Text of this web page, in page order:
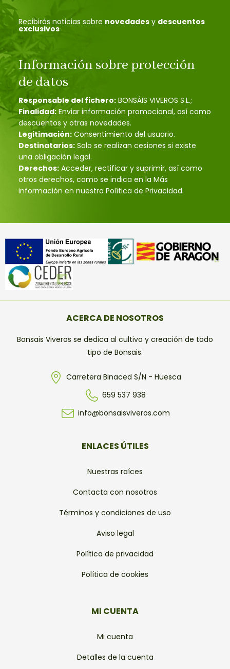
Recibirás noticias sobre novedades y descuentos
exclusivos
Información sobre protección
de datos
Responsable del fichero: BONSÁIS VIVEROS S.L.;
Finalidad: Enviar información promocional, así como
descuentos y otras novedades.
Legitimación: Consentimiento del usuario.
Destinatarios: Solo se realizan cesiones si existe
una obligación legal.
Derechos: Acceder, rectificar y suprimir, así como
otros derechos, como se indica en la Más
información en nuestra Política de Privacidad.
ACERCA DE NOSOTROS
Bonsais Viveros se dedica al cultivo y creación de todo
tipo de Bonsais.
Carretera Binaced S/N - Huesca
659 537 938
info@bonsaisviveros.com
ENLACES ÚTILES
Nuestras raíces
Contacta con nosotros
Términos y condiciones de uso
Aviso legal
Política de privacidad
Política de cookies
MI CUENTA
Mi cuenta
Detalles de la cuenta